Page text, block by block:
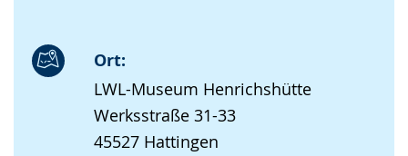
Ort:
LWL-Museum Henrichshütte
Werksstraße 31-33
45527 Hattingen